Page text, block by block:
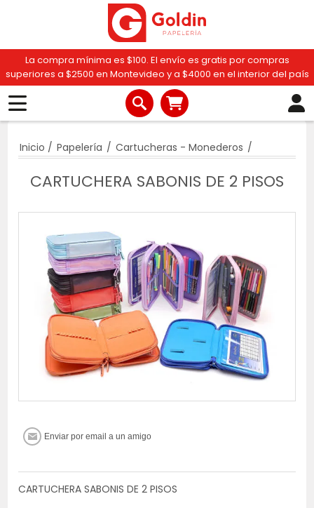
La compra mínima es $100. El envío es gratis por compras
superiores a $2500 en Montevideo y a $4000 en el interior del país
Inicio / Papelería / Cartucheras - Monederos /
CARTUCHERA SABONIS DE 2 PISOS
CARTUCHERA SABONIS DE 2 PISOS